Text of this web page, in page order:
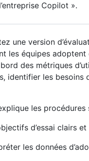
Copilot ».
une version
les équipes
des métriques
identifier les besoins
les procédures
d’essai clairs
les données